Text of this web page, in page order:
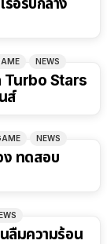
NEWS
Turbo Stars
ส์
NEWS
ง ทดสอบ
ลืมความร้อน